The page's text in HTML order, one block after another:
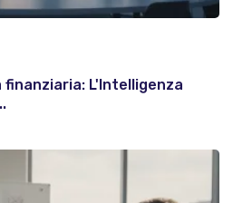
finanziaria: L'Intelligenza